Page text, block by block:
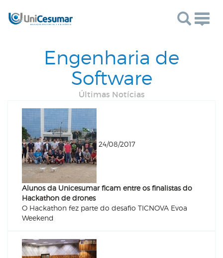
Engenharia de
Software
Últimas Notícias
24/08/2017
Alunos da Unicesumar ficam entre os finalistas do
Hackathon de drones
O Hackathon fez parte do desafio TICNOVA Evoa
Weekend